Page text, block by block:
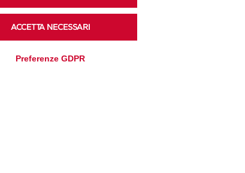
Accedi alla sezione
ACCETTA NECESSARI
Preferenze GDPR